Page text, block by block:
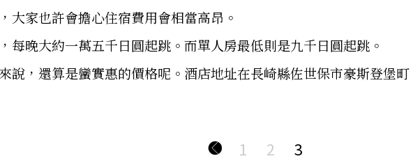
大家也許會擔心住宿費用會相當高昂。
每晚大約一萬五千日圓起跳。而單人房最低則是九千日圓起跳。
說，還算是蠻實惠的價格呢。酒店地址在長崎縣佐世保市豪斯登堡町
1 2 3